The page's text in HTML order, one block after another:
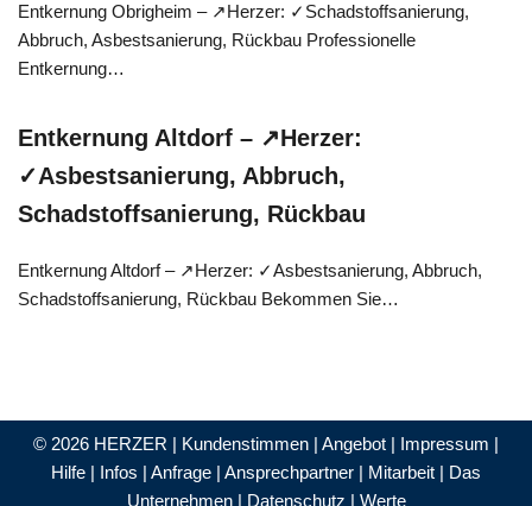
Entkernung Obrigheim – ↗️Herzer: ✓Schadstoffsanierung,
Abbruch, Asbestsanierung, Rückbau Professionelle
Entkernung…
Entkernung Altdorf – ↗️Herzer:
✓Asbestsanierung, Abbruch,
Schadstoffsanierung, Rückbau
Entkernung Altdorf – ↗️Herzer: ✓Asbestsanierung, Abbruch,
Schadstoffsanierung, Rückbau Bekommen Sie…
© 2026 HERZER | Kundenstimmen | Angebot | Impressum |
Hilfe | Infos | Anfrage | Ansprechpartner | Mitarbeit | Das
Unternehmen| Datenschutz | Werte